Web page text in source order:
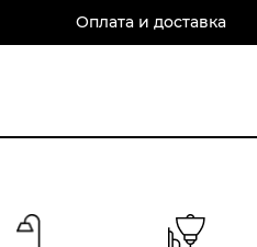
Оплата и доставка